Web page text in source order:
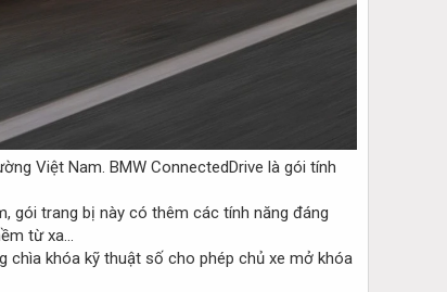
Việt Nam. BMW ConnectedDrive là gói tính
gói trang bị này có thêm các tính năng đáng
từ xa...
chìa khóa kỹ thuật số cho phép chủ xe mở khóa